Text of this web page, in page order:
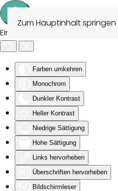
Eingabehilfen öffnen
Farben umkehren
Monochrom
Dunkler Kontrast
Heller Kontrast
Niedrige Sättigung
Hohe Sättigung
Links hervorheben
Überschriften hervorheben
Bildschirmleser
Zum Hauptinhalt springen